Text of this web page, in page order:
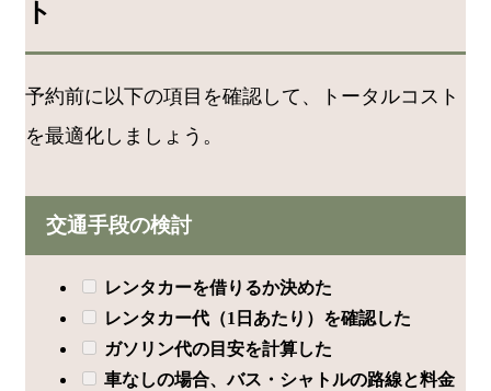
ト
予約前に以下の項目を確認して、トータルコスト
を最適化しましょう。
交通手段の検討
レンタカーを借りるか決めた
レンタカー代（1日あたり）を確認した
ガソリン代の目安を計算した
車なしの場合、バス・シャトルの路線と料金